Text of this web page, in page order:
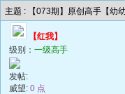
主题 : 【073期】原创高手【幼
【红我】
级别： 一级高手
发帖:
威望: 0 点